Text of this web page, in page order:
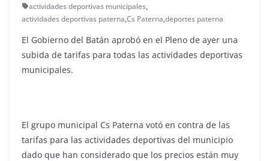
actividades deportivas municipales,
actividades deportivas paterna,Cs Paterna,deportes paterna
El Gobierno del Batán aprobó en el Pleno de ayer una
subida de tarifas para todas las actividades deportivas
municipales.
El grupo municipal Cs Paterna votó en contra de las
tarifas para las actividades deportivas del municipio
dado que han considerado que los precios están muy